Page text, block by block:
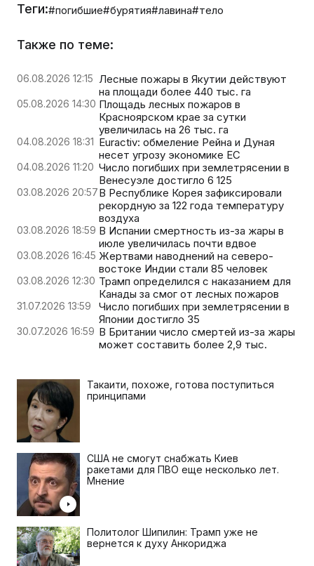
Теги:#погибшие#бурятия#лавина#тело
Также по теме:
06.08.2026 12:15 Лесные пожары в Якутии действуют
на площади более 440 тыс. га
05.08.2026 14:30 Площадь лесных пожаров в
Красноярском крае за сутки
увеличилась на 26 тыс. га
04.08.2026 18:31 Euractiv: обмеление Рейна и Дуная
несет угрозу экономике ЕС
04.08.2026 11:20 Число погибших при землетрясении в
Венесуэле достигло 6 125
03.08.2026 20:57В Республике Корея зафиксировали
рекордную за 122 года температуру
воздуха
03.08.2026 18:59 В Испании смертность из-за жары в
июле увеличилась почти вдвое
03.08.2026 16:45 Жертвами наводнений на северо-
востоке Индии стали 85 человек
03.08.2026 12:30 Трамп определился с наказанием для
Канады за смог от лесных пожаров
31.07.2026 13:59
Число погибших при землетрясении в
Японии достигло 35
30.07.2026 16:59 В Британии число смертей из-за жары
может составить более 2,9 тыс.
Такаити, похоже, готова поступиться
принципами
США не смогут снабжать Киев
ракетами для ПВО еще несколько лет.
Мнение
Политолог Шипилин: Трамп уже не
вернется к духу Анкориджа